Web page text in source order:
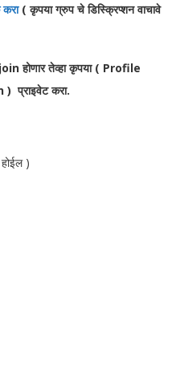
( कृपया ग्रुप चे डिस्क्रिप्शन वाचावे
होणार तेव्हा कृपया ( Profile
करा.
)